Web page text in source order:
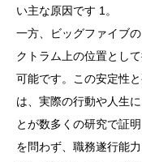
い主な原因です 1。
一方、ビッグファイブ
クトラム上の位置とし
可能です。この安定性
は、実際の行動や人生
とが数多くの研究で証
を問わず、職務遂行能